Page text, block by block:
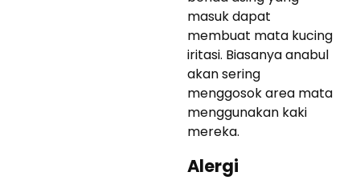
masuk dapat
membuat mata kucing
iritasi. Biasanya anabul
akan sering
menggosok area mata
menggunakan kaki
mereka.
Alergi